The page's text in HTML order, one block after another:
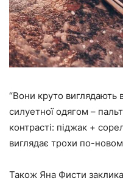
“Вони круто виглядають
силуетної одягом –
контрасті: піджак +
виглядає трохи по-
Також Яна Фисти